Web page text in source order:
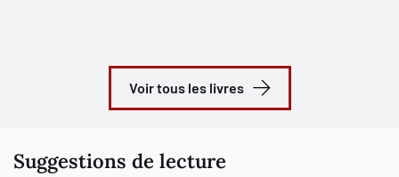
Voir tous les livres
Suggestions de lecture